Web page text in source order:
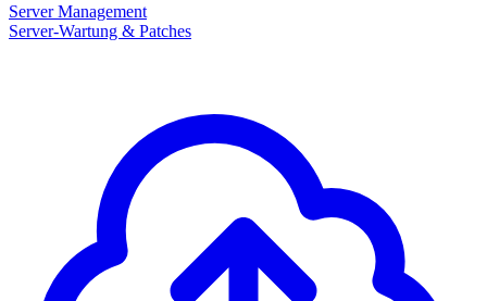
Server Management
Server-Wartung & Patches